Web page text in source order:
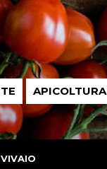
APICOLTURA